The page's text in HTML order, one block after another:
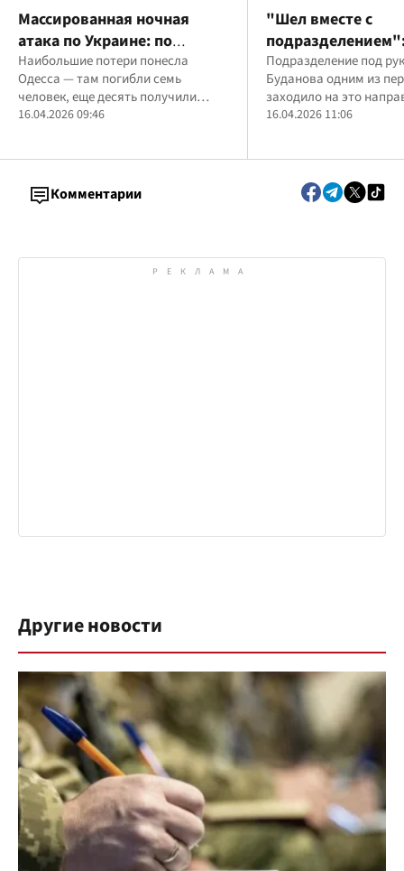
Массированная ночная
атака по Украине: по
меньшей мере 11 погибших,
десятки раненых
Наибольшие потери понесла
Одесса — там погибли семь
человек, еще десять получили
ранения
16.04.2026 09:46
"Шел вместе с
Буданов
спецоперациях
Подразделение под
Буданова одним из
заходило на это
16.04.2026 11:06
Комментарии
Другие новости